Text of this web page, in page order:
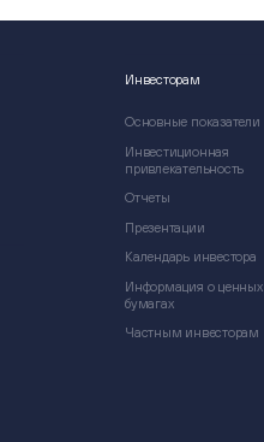
Инвесторам
Основные показатели
Инвестиционная
привлекательность
Отчеты
Презентации
Календарь инвестора
Информация о ценных
бумагах
Частным инвесторам